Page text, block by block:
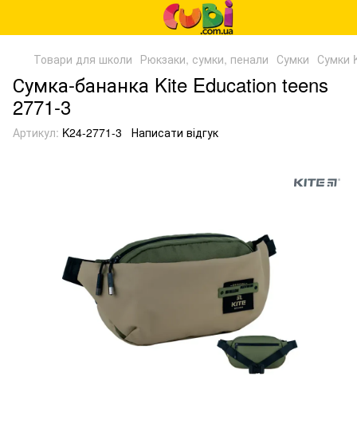
Товари для школи Рюкзаки, сумки, пенали Сумки Сумки
Сумка-бананка Kite Education teens
2771-3
Артикул: K24-2771-3 Написати відгук